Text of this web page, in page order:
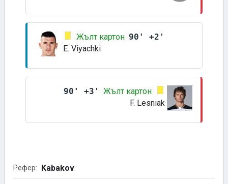
Жълт картон 90' +2'
E. Viyachki
90' +3'
Жълт картон
F. Lesniak
Рефер: Kabakov